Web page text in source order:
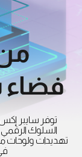
من
فضاء
توفر سايبر
السلوك
تهديدات ولوحات